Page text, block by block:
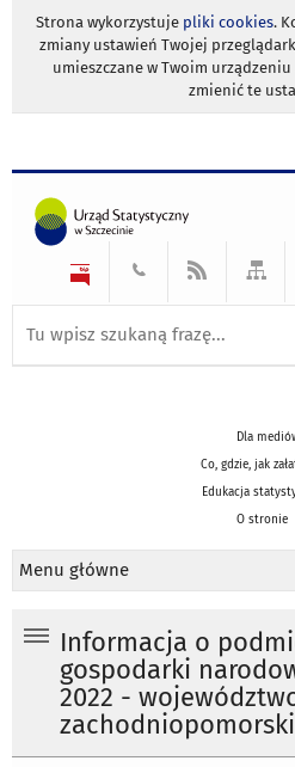
Strona wykorzystuje pliki cookies.
zmiany ustawień Twojej
umieszczane w Twoim
zmienić te
Dla
Co, gdzie, jak
Edukacja
O stronie
Menu główne
Informacja o
gospodarki
2022 -